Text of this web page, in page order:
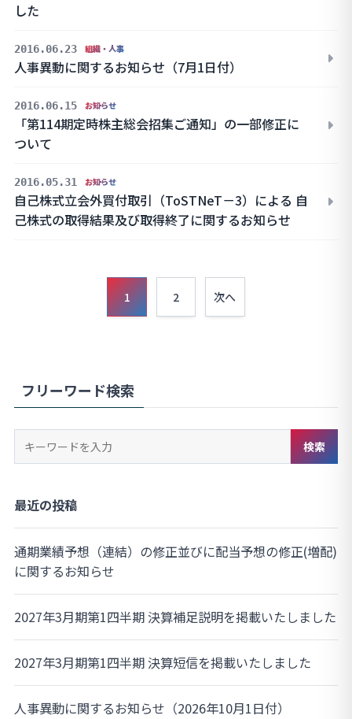
した
2016.06.23 組織・人事
人事異動に関するお知らせ（7月1日付）
2016.06.15 お知らせ
「第114期定時株主総会招集ご通知」の一部修正に
ついて
2016.05.31 お知らせ
自己株式立会外買付取引（ToSTNeT－3）による 自
己株式の取得結果及び取得終了に関するお知らせ
投
稿
の
送
1 2 次へ
フリーワード検索
ー
ド
索
検索
最近の投稿
通期業績予想（連結）の修正並びに配当予想の修正(増配)
に関するお知らせ
2027年3月期第1四半期 決算補足説明を掲載いたしました
2027年3月期第1四半期 決算短信を掲載いたしました
人事異動に関するお知らせ（2026年10月1日付）